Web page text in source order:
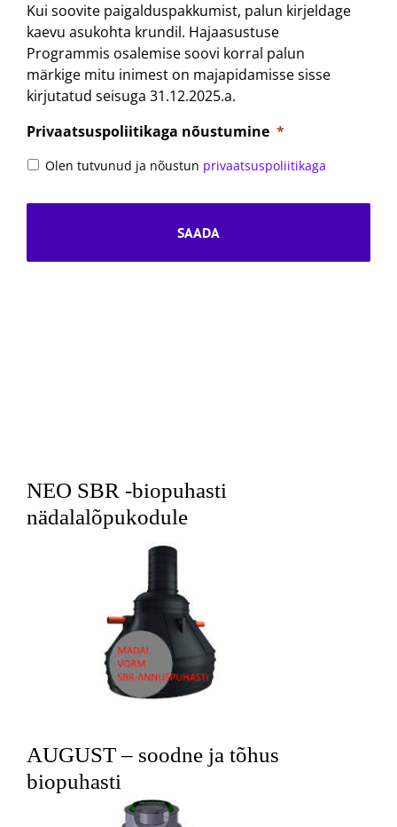
Kui soovite paigalduspakkumist, palun kirjeldage
kaevu asukohta krundil. Hajaasustuse
Programmis osalemise soovi korral palun
märkige mitu inimest on majapidamisse sisse
kirjutatud seisuga 31.12.2025.a.
Privaatsuspoliitikaga nõustumine *
Olen tutvunud ja nõustun privaatsuspoliitikaga
NEO SBR -biopuhasti
nädalalõpukodule
AUGUST – soodne ja tõhus
biopuhasti